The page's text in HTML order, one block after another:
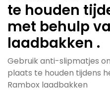
te houden
met behulp
laadbakken .
Gebruik anti-slipmatjes
plaats te houden tijdens
Rambox laadbakken